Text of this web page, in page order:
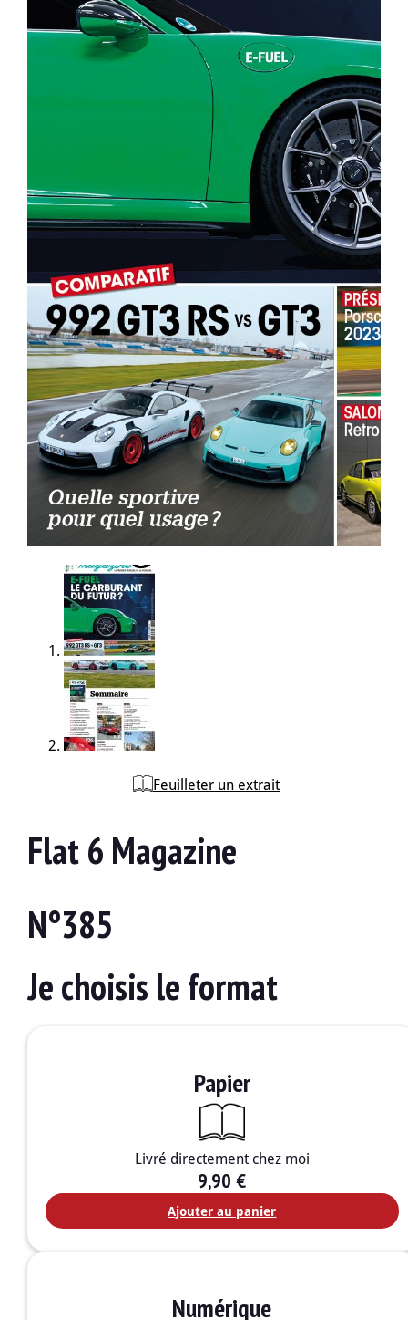
Feuilleter un extrait
Flat 6 Magazine
N°385
Je choisis le format
Papier
Livré directement chez moi
9,90€
Ajouter au panier
Numérique